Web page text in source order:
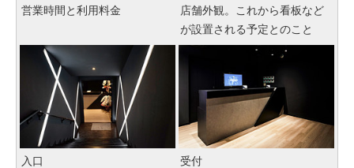
営業時間と利用料金
店舗外観。これから看板など
が設置される予定とのこと
入口 受付